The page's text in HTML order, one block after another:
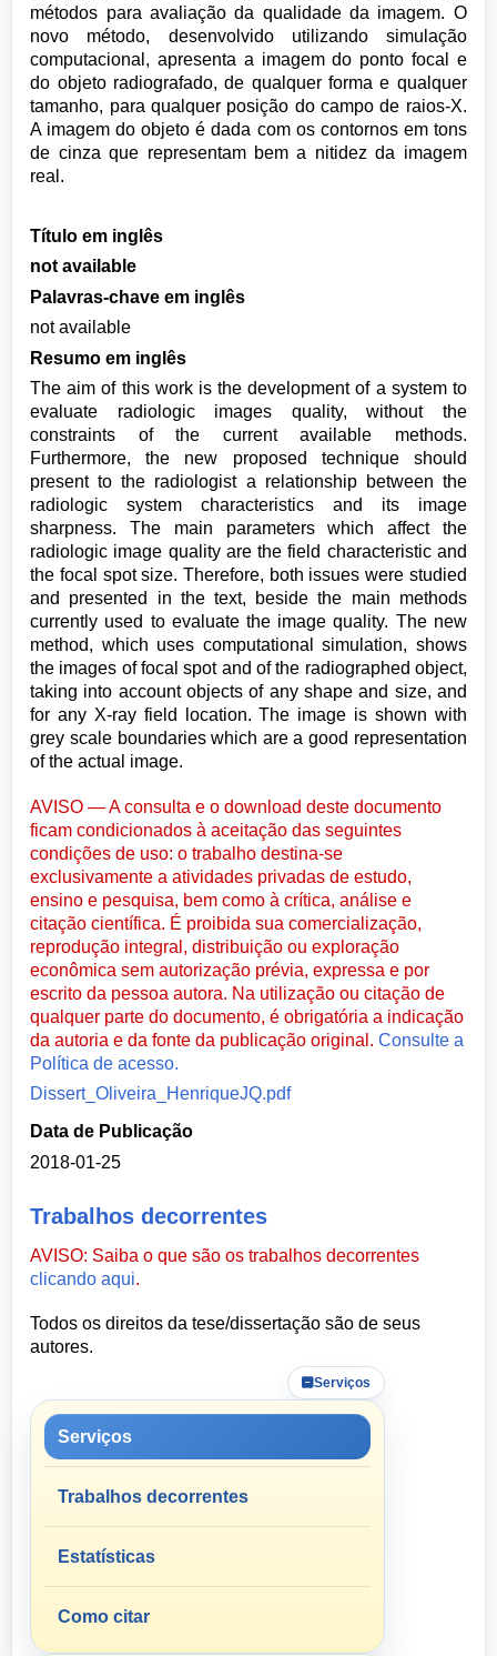
métodos para avaliação da qualidade da imagem. O
novo método, desenvolvido utilizando simulação
computacional, apresenta a imagem do ponto focal e
do objeto radiografado, de qualquer forma e qualquer
tamanho, para qualquer posição do campo de raios-X.
A imagem do objeto é dada com os contornos em tons
de cinza que representam bem a nitidez da imagem
real.
Título em inglês
not available
Palavras-chave em inglês
not available
Resumo em inglês
The aim of this work is the development of a system to
evaluate radiologic images quality, without the
constraints of the current available methods.
Furthermore, the new proposed technique should
present to the radiologist a relationship between the
radiologic system characteristics and its image
sharpness. The main parameters which affect the
radiologic image quality are the field characteristic and
the focal spot size. Therefore, both issues were studied
and presented in the text, beside the main methods
currently used to evaluate the image quality. The new
method, which uses computational simulation, shows
the images of focal spot and of the radiographed object,
taking into account objects of any shape and size, and
for any X-ray field location. The image is shown with
grey scale boundaries which are a good representation
of the actual image.
AVISO — A consulta e o download deste documento
ficam condicionados à aceitação das seguintes
condições de uso: o trabalho destina-se
exclusivamente a atividades privadas de estudo,
ensino e pesquisa, bem como à crítica, análise e
citação científica. É proibida sua comercialização,
reprodução integral, distribuição ou exploração
econômica sem autorização prévia, expressa e por
escrito da pessoa autora. Na utilização ou citação de
qualquer parte do documento, é obrigatória a indicação
da autoria e da fonte da publicação original.Consulte a
Política de acesso.
Dissert_Oliveira_HenriqueJQ.pdf
Data de Publicação
2018-01-25
Trabalhos decorrentes
AVISO: Saiba o que são os trabalhos decorrentes
clicando aqui.
Todos os direitos da tese/dissertação são de seus
autores.
Serviços
Serviços
Trabalhos decorrentes
Estatísticas
Como citar